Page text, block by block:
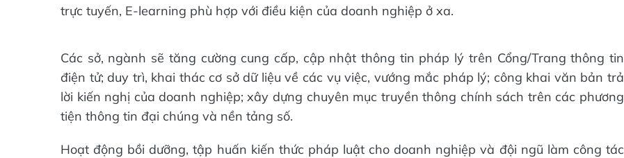
trực tuyến, E-learning phù hợp với điều kiện của doanh nghiệp ở xa.
Các sở, ngành sẽ tăng cường cung cấp, cập nhật thông tin pháp lý trên Cổng/Trang thông tin
điện tử; duy trì, khai thác cơ sở dữ liệu về các vụ việc, vướng mắc pháp lý; công khai văn bản trả
lời kiến nghị của doanh nghiệp; xây dựng chuyên mục truyền thông chính sách trên các phương
tiện thông tin đại chúng và nền tảng số.
Hoạt động bồi dưỡng, tập huấn kiến thức pháp luật cho doanh nghiệp và đội ngũ làm công tác